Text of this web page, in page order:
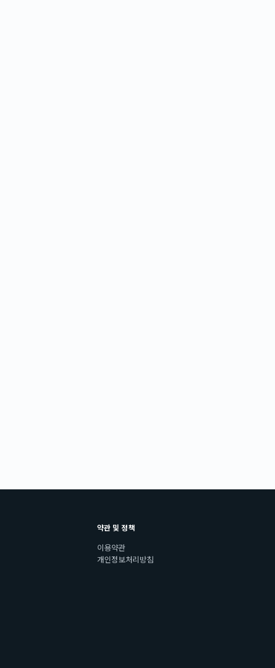
약관 및 정책
이용약관
개인정보처리방침